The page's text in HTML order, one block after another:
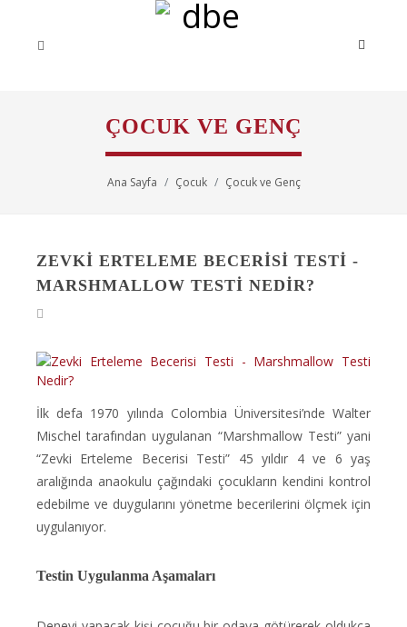
ÇOCUK VE GENÇ
Ana Sayfa Çocuk Çocuk ve Genç
ZEVKI ERTELEME BECERISI TESTI -
MARSHMALLOW TESTI NEDIR?
İlk defa 1970 yılında Colombia Üniversitesi’nde Walter
Mischel tarafından uygulanan “Marshmallow Testi” yani
“Zevki Erteleme Becerisi Testi” 45 yıldır 4 ve 6 yaş
aralığında anaokulu çağındaki çocukların kendini kontrol
edebilme ve duygularını yönetme becerilerini ölçmek için
uygulanıyor.
Testin Uygulanma Aşamaları